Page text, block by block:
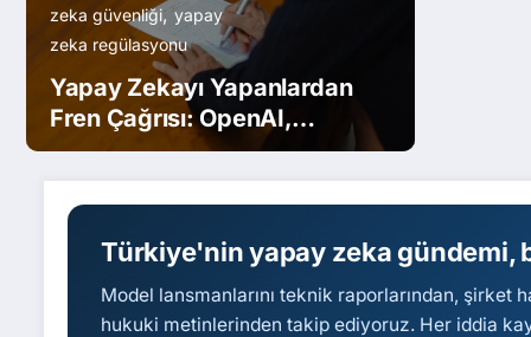
zeka güvenliği,yapay
zeka regülasyonu
Yapay Zekayı Yapanlardan
Fren Çağrısı: OpenAI,
Anthropic, Google ve
Meta’dan 1.100 Çalışan Açık
Mektup İmzaladı
Türkiye'nin yapay zeka gündemi,
Model lansmanlarını teknik raporlarından, şirket
hukuki metinlerinden takip ediyoruz. Her iddia